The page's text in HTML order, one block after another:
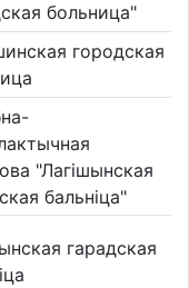
больница"
городская
"Лагішынская
бальніца"
гарадская